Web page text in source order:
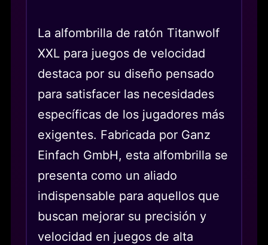
La alfombrilla de ratón Titanwolf
XXL para juegos de velocidad
destaca por su diseño pensado
para satisfacer las necesidades
específicas de los jugadores más
exigentes. Fabricada por Ganz
Einfach GmbH, esta alfombrilla se
presenta como un aliado
indispensable para aquellos que
buscan mejorar su precisión y
velocidad en juegos de alta